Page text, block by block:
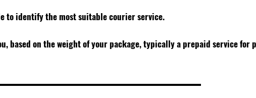
to identify the most suitable courier service.
based on the weight of your package, typically a prepaid service for